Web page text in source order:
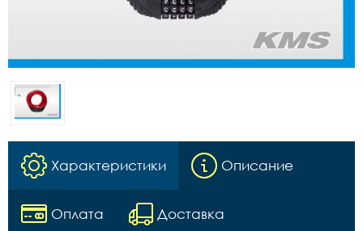
Характеристики Описание
Оплата Доставка